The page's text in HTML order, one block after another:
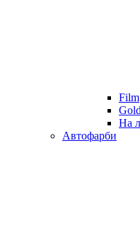
Film
Gold
На
Автофарби